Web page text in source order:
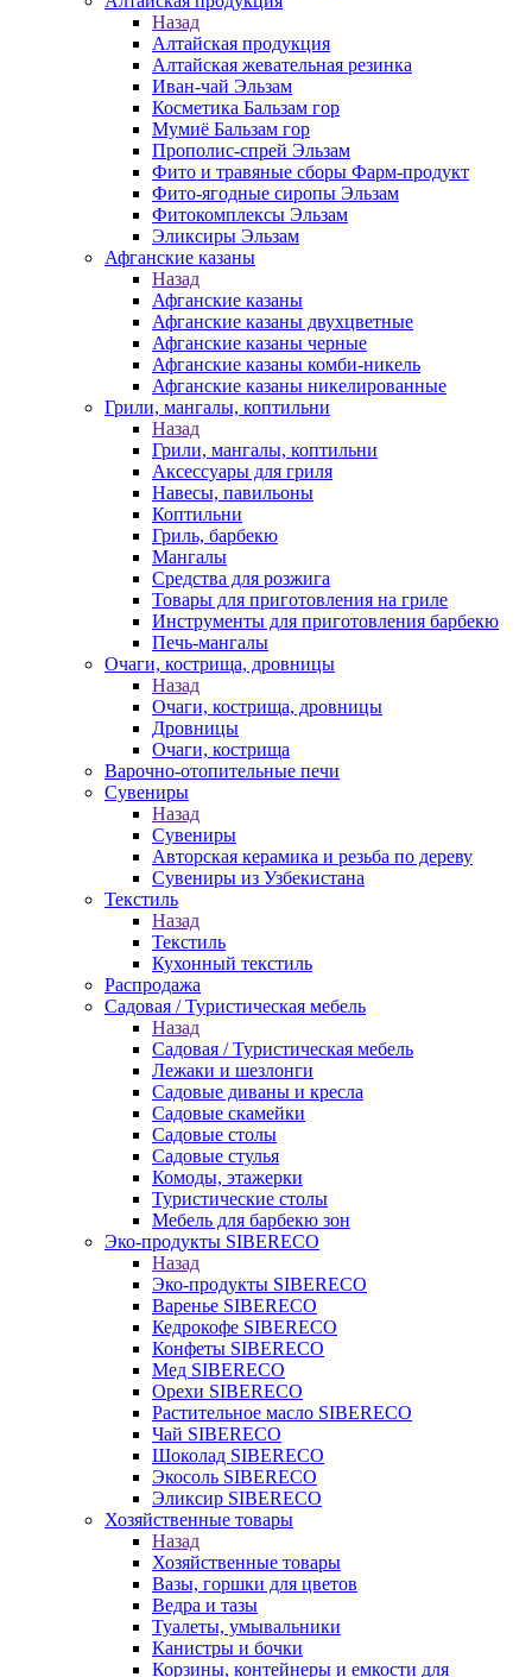
Назад
Алтайская продукция
Алтайская жевательная резинка
Иван-чай Эльзам
Косметика Бальзам гор
Мумиё Бальзам гор
Прополис-спрей Эльзам
Фито и травяные сборы Фарм-продукт
Фито-ягодные сиропы Эльзам
Фитокомплексы Эльзам
Эликсиры Эльзам
Афганские казаны
Назад
Афганские казаны
Афганские казаны двухцветные
Афганские казаны черные
Афганские казаны комби-никель
Афганские казаны никелированные
Грили, мангалы, коптильни
Назад
Грили, мангалы, коптильни
Аксессуары для гриля
Навесы, павильоны
Коптильни
Гриль, барбекю
Мангалы
Средства для розжига
Товары для приготовления на гриле
Инструменты для приготовления барбекю
Печь-мангалы
Очаги, кострища, дровницы
Назад
Очаги, кострища, дровницы
Дровницы
Очаги, кострища
Варочно-отопительные печи
Сувениры
Назад
Сувениры
Авторская керамика и резьба по дереву
Сувениры из Узбекистана
Текстиль
Назад
Текстиль
Кухонный текстиль
Распродажа
Садовая / Туристическая мебель
Назад
Садовая / Туристическая мебель
Лежаки и шезлонги
Садовые диваны и кресла
Садовые скамейки
Садовые столы
Садовые стулья
Комоды, этажерки
Туристические столы
Мебель для барбекю зон
Эко-продукты SIBERECO
Назад
Эко-продукты SIBERECO
Варенье SIBERECO
Кедрокофе SIBERECO
Конфеты SIBERECO
Мед SIBERECO
Орехи SIBERECO
Растительное масло SIBERECO
Чай SIBERECO
Шоколад SIBERECO
Экосоль SIBERECO
Эликсир SIBERECO
Хозяйственные товары
Назад
Хозяйственные товары
Вазы, горшки для цветов
Ведра и тазы
Туалеты, умывальники
Канистры и бочки
Корзины, контейнеры и емкости для